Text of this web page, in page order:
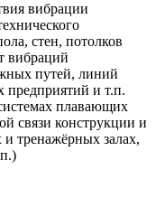
вибрации
стен, потолков
вибраций
путей, линий
и т.п.
плавающих
связи конструкции и
тренажёрных залах,